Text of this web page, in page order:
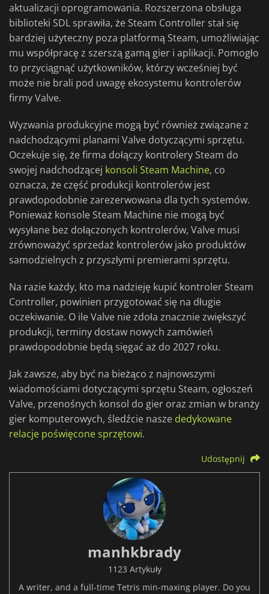
aktualizacji oprogramowania. Rozszerzona obsługa
biblioteki SDL sprawiła, że Steam Controller stał się
bardziej użyteczny poza platformą Steam, umożliwiając
mu współpracę z szerszą gamą gier i aplikacji. Pomogło
to przyciągnąć użytkowników, którzy wcześniej być
może nie brali pod uwagę ekosystemu kontrolerów
firmy Valve.
Wyzwania produkcyjne mogą być również związane z
nadchodzącymi planami Valve dotyczącymi sprzętu.
Oczekuje się, że firma dołączy kontrolery Steam do
swojej nadchodzącej konsoli Steam Machine, co
oznacza, że część produkcji kontrolerów jest
prawdopodobnie zarezerwowana dla tych systemów.
Ponieważ konsole Steam Machine nie mogą być
wysyłane bez dołączonych kontrolerów, Valve musi
zrównoważyć sprzedaż kontrolerów jako produktów
samodzielnych z przyszłymi premierami sprzętu.
Na razie każdy, kto ma nadzieję kupić kontroler Steam
Controller, powinien przygotować się na długie
oczekiwanie. O ile Valve nie zdoła znacznie zwiększyć
produkcji, terminy dostaw nowych zamówień
prawdopodobnie będą sięgać aż do 2027 roku.
Jak zawsze, aby być na bieżąco z najnowszymi
wiadomościami dotyczącymi sprzętu Steam, ogłoszeń
Valve, przenośnych konsol do gier oraz zmian w branży
gier komputerowych, śledźcie nasze dedykowane
relacje poświęcone sprzętowi.
Udostępnij
manhkbrady
1123 Artykuły
A writer, and a full-time Tetris min-maxing player. Do you